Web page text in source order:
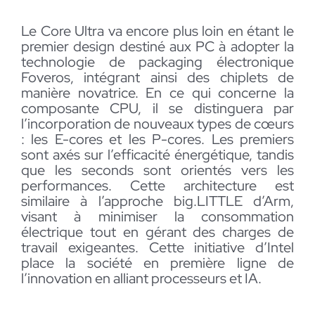
Le Core Ultra va encore plus loin en étant le
premier design destiné aux PC à adopter la
technologie de packaging électronique
Foveros, intégrant ainsi des chiplets de
manière novatrice. En ce qui concerne la
composante CPU, il se distinguera par
l’incorporation de nouveaux types de cœurs
: les E-cores et les P-cores. Les premiers
sont axés sur l’efficacité énergétique, tandis
que les seconds sont orientés vers les
performances. Cette architecture est
similaire à l’approche big.LITTLE d’Arm,
visant à minimiser la consommation
électrique tout en gérant des charges de
travail exigeantes. Cette initiative d’Intel
place la société en première ligne de
l’innovation en alliant processeurs et IA.